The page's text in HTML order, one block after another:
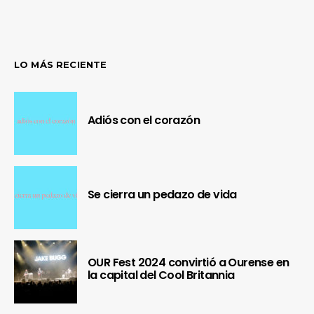
LO MÁS RECIENTE
Adiós con el corazón
Se cierra un pedazo de vida
OUR Fest 2024 convirtió a Ourense en
la capital del Cool Britannia